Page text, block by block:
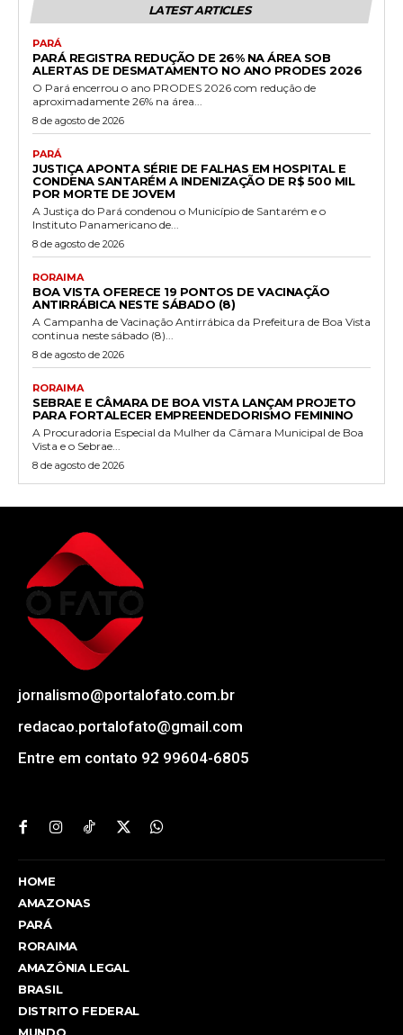
LATEST ARTICLES
PARÁ
PARÁ REGISTRA REDUÇÃO DE 26% NA ÁREA SOB
ALERTAS DE DESMATAMENTO NO ANO PRODES 2026
O Pará encerrou o ano PRODES 2026 com redução de
aproximadamente 26% na área...
8 de agosto de 2026
PARÁ
JUSTIÇA APONTA SÉRIE DE FALHAS EM HOSPITAL E
CONDENA SANTARÉM A INDENIZAÇÃO DE R$ 500 MIL
POR MORTE DE JOVEM
A Justiça do Pará condenou o Município de Santarém e o
Instituto Panamericano de...
8 de agosto de 2026
RORAIMA
BOA VISTA OFERECE 19 PONTOS DE VACINAÇÃO
ANTIRRÁBICA NESTE SÁBADO (8)
A Campanha de Vacinação Antirrábica da Prefeitura de Boa Vista
continua neste sábado (8)...
8 de agosto de 2026
RORAIMA
SEBRAE E CÂMARA DE BOA VISTA LANÇAM PROJETO
PARA FORTALECER EMPREENDEDORISMO FEMININO
A Procuradoria Especial da Mulher da Câmara Municipal de Boa
Vista e o Sebrae...
8 de agosto de 2026
jornalismo@portalofato.com.br
redacao.portalofato@gmail.com
Entre em contato 92 99604-6805
HOME
AMAZONAS
PARÁ
RORAIMA
AMAZÔNIA LEGAL
BRASIL
DISTRITO FEDERAL
MUNDO